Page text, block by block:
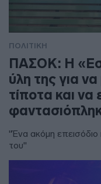
ΠΟΛΙΤΙΚΗ
ΠΑΣΟΚ: Η
ύλη της για
τίποτα και
"Ένα ακόμη
του"